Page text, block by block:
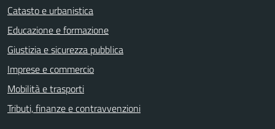
Catasto e urbanistica
Educazione e formazione
Giustizia e sicurezza pubblica
Imprese e commercio
Mobilità e trasporti
Tributi, finanze e contravvenzioni